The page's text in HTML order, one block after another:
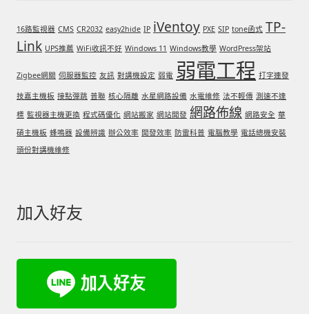
16路監視器 CMS CR2032 easy2hide IP iVentoy PXE SIP tone函式 TP-
Link UPS推薦 WiFi收訊不好 Windows 11 Windows教學 WordPress架站
Zigbee網關 伺服器監控 友訊 對講機設定 弱電 弱電工程 打字連發
技嘉主機板 接點彈跳 普聯 核心隔離 水星網路設備 水電維修 法不輕傳 測速不達
標 監視器主機更換 程式碼優化 網站搬家 網站開發 網路佈線 網路安全 華
碩主機板 蜂鳴器 設備辨識 辦公效率 開發效率 防雷科普 電腦教學 電話總機安裝
頭份對講機維修
加入好友